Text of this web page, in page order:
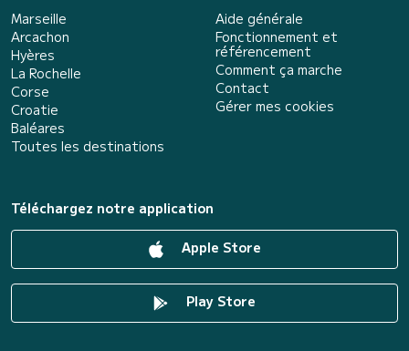
Marseille
Arcachon
Hyères
La Rochelle
Corse
Croatie
Baléares
Toutes les destinations
Aide générale
Fonctionnement et
référencement
Comment ça marche
Contact
Gérer mes cookies
Téléchargez notre application
Apple Store
Play Store